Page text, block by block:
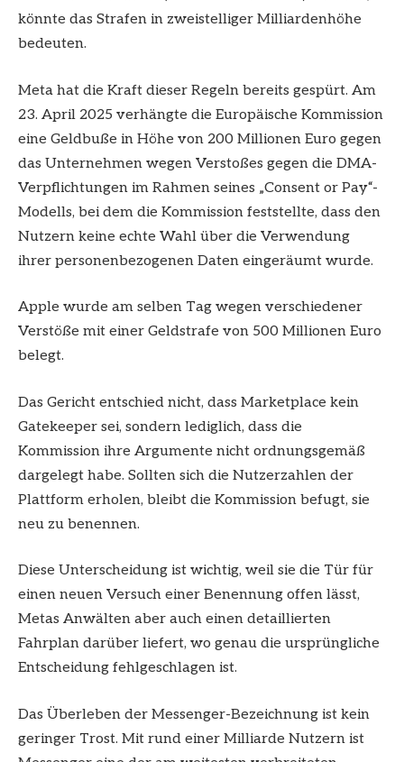
könnte das Strafen in zweistelliger Milliardenhöhe
bedeuten.
Meta hat die Kraft dieser Regeln bereits gespürt. Am
23. April 2025 verhängte die Europäische Kommission
eine Geldbuße in Höhe von 200 Millionen Euro gegen
das Unternehmen wegen Verstoßes gegen die DMA-
Verpflichtungen im Rahmen seines „Consent or Pay“-
Modells, bei dem die Kommission feststellte, dass den
Nutzern keine echte Wahl über die Verwendung
ihrer personenbezogenen Daten eingeräumt wurde.
Apple wurde am selben Tag wegen verschiedener
Verstöße mit einer Geldstrafe von 500 Millionen Euro
belegt.
Das Gericht entschied nicht, dass Marketplace kein
Gatekeeper sei, sondern lediglich, dass die
Kommission ihre Argumente nicht ordnungsgemäß
dargelegt habe. Sollten sich die Nutzerzahlen der
Plattform erholen, bleibt die Kommission befugt, sie
neu zu benennen.
Diese Unterscheidung ist wichtig, weil sie die Tür für
einen neuen Versuch einer Benennung offen lässt,
Metas Anwälten aber auch einen detaillierten
Fahrplan darüber liefert, wo genau die ursprüngliche
Entscheidung fehlgeschlagen ist.
Das Überleben der Messenger-Bezeichnung ist kein
geringer Trost. Mit rund einer Milliarde Nutzern ist